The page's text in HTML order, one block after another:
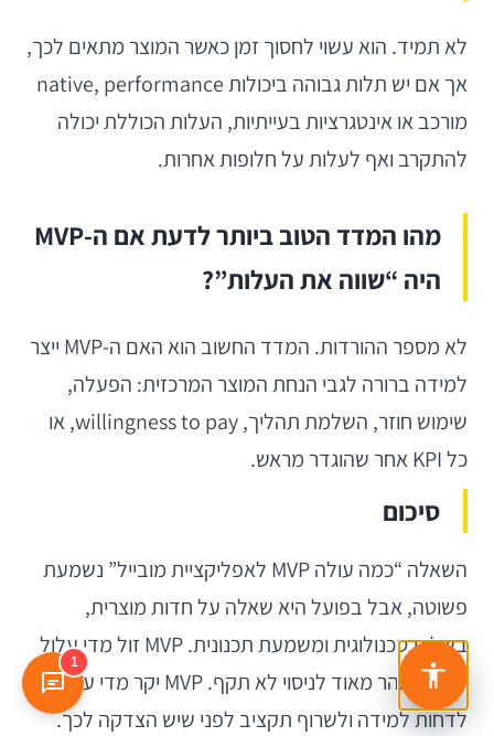
לא תמיד. הוא עשוי לחסוך זמן כאשר המוצר מתאים לכך,
אך אם יש תלות גבוהה ביכולות native, performance
מורכב או אינטגרציות בעייתיות, העלות הכוללת יכולה
להתקרב ואף לעלות על חלופות אחרות.
מהו המדד הטוב ביותר לדעת אם ה-MVP
היה “שווה את העלות”?
לא מספר ההורדות. המדד החשוב הוא האם ה-MVP ייצר
למידה ברורה לגבי הנחת המוצר המרכזית: הפעלה,
שימוש חוזר, השלמת תהליך, willingness to pay, או
כל KPI אחר שהוגדר מראש.
סיכום
השאלה “כמה עולה MVP לאפליקציית מובייל” נשמעת
פשוטה, אבל בפועל היא שאלה על חדות מוצרית,
בשלות טכנולוגית ומשמעת תכנונית. MVP זול מדי עלול
להפוך מהר מאוד לניסוי לא תקף. MVP יקר מדי עלול
לדחות למידה ולשרוף תקציב לפני שיש הצדקה לכך.
1